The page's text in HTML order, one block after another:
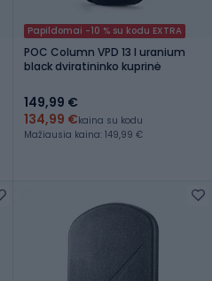
Papildomai -10 % su kodu EXTRA
POC Column VPD 13 l uranium
black dviratininko kuprinė
149,99 €
134,99 €kaina su kodu
Mažiausia kaina: 149,99 €